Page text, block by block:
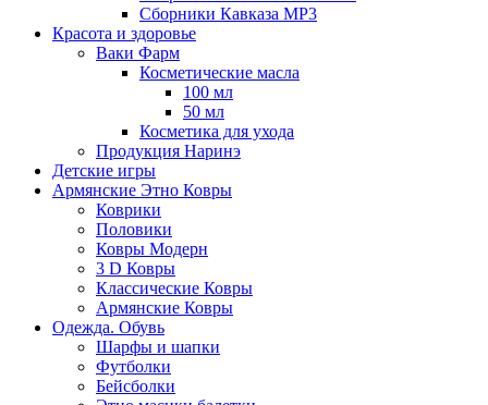
Сборники Кавказа MP3
Красота и здоровье
Ваки Фарм
Косметические масла
100 мл
50 мл
Косметика для ухода
Продукция Наринэ
Детские игры
Армянские Этно Ковры
Коврики
Половики
Ковры Модерн
3 D Ковры
Классические Ковры
Армянские Ковры
Одежда. Обувь
Шарфы и шапки
Футболки
Бейсболки